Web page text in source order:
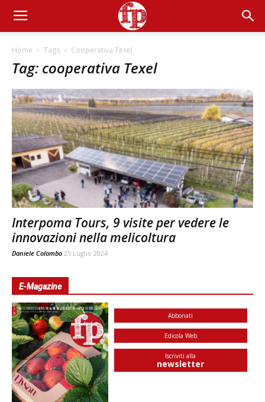
Home Tags Cooperativa Texel
Tag: cooperativa Texel
Interpoma Tours, 9 visite per vedere le
innovazioni nella melicoltura
Daniele Colombo 25 Luglio 2024
E-Magazine
Abbonati
Edicola Web
Iscriviti alla
newsletter